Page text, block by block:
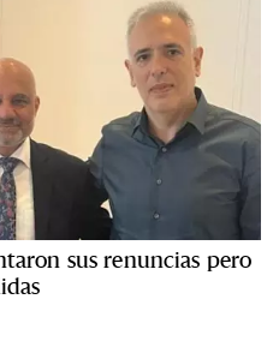
sus renuncias pero